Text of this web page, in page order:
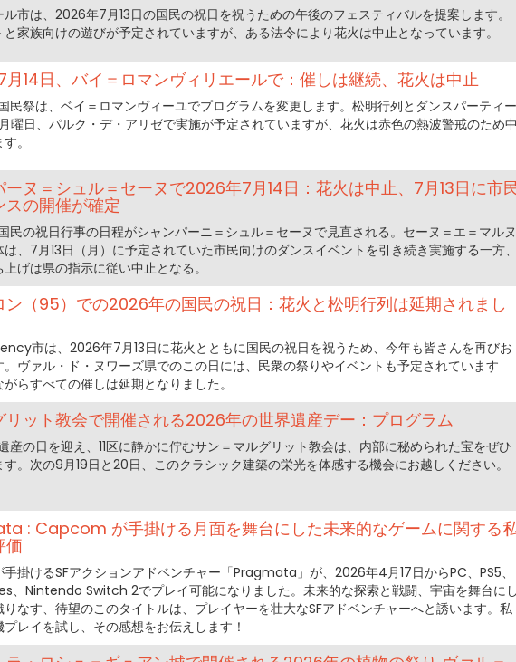
ル市は、2026年7月13日の国民の祝日を祝うための午後のフェスティバルを提案します。
と家族向けの遊びが予定されていますが、ある法令により花火は中止となっています。
14日、バイ＝ロマンヴィリエールで：催しは継続、花火は中止
民祭は、ベイ＝ロマンヴィーユでプログラムを変更します。松明行列とダンスパーティー
曜日、パルク・デ・アリゼで実施が予定されていますが、花火は赤色の熱波警戒のため
。
ーヌ＝シュル＝セーヌで2026年7月14日：花火は中止、7月13日に市
スの開催が確定
民の祝日行事の日程がシャンパーニ＝シュル＝セーヌで見直される。セーヌ＝エ＝マルヌ
、7月13日（月）に予定されていた市民向けのダンスイベントを引き続き実施する一方
げは県の指示に従い中止となる。
ン（95）での2026年の国民の祝日：花火と松明行列は延期されまし
市は、2026年7月13日に花火とともに国民の祝日を祝うため、今年も皆さんを再びお
。ヴァル・ド・ヌワーズ県でのこの日には、民衆の祭りやイベントも予定されています
らすべての催しは延期となりました。
リット教会で開催される2026年の世界遺産デー：プログラム
産の日を迎え、11区に静かに佇むサン＝マルグリット教会は、内部に秘められた宝をぜひ
す。次の9月19日と20日、このクラシック建築の栄光を体感する機会にお越しください。
: Capcom が手掛ける月面を舞台にした未来的なゲームに関する
価
手掛けるSFアクションアドベンチャー「Pragmata」が、2026年4月17日からPC、PS5、
、Nintendo Switch 2でプレイ可能になりました。未来的な探索と戦闘、宇宙を舞台に
りなす、待望のこのタイトルは、プレイヤーを壮大なSFアドベンチャーへと誘います。私
レイを試し、その感想をお伝えします！